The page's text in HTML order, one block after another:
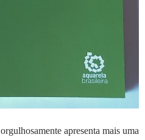
orgulhosamente apresenta mais uma